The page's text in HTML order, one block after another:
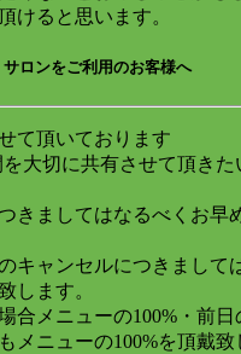
けると思います。
サロンをご利用のお客様へ
て頂いております
大切に共有させて頂きた
きましてはなるべくお早
キャンセルにつきまして
します。
合メニューの100%・前日
メニューの100%を頂戴致